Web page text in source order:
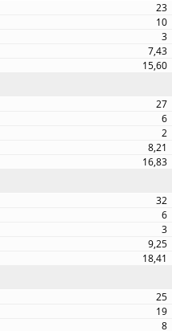
23
10
3
7,43
15,60
27
6
2
8,21
16,83
32
6
3
9,25
18,41
25
19
8